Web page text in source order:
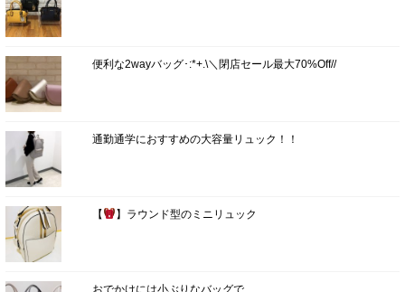
便利な2wayバッグ･:*+.\＼閉店セール最大70%Off//
通勤通学におすすめの大容量リュック！！
【 】ラウンド型のミニリュック
おでかけには小ぶりなバッグで